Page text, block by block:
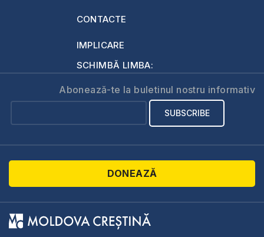
CONTACTE
IMPLICARE
SCHIMBĂ LIMBA:
Abonează-te la buletinul nostru informativ
DONEAZĂ